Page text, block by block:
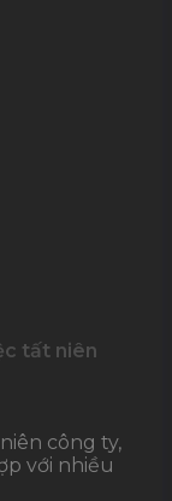
tất niên
công ty,
với nhiều